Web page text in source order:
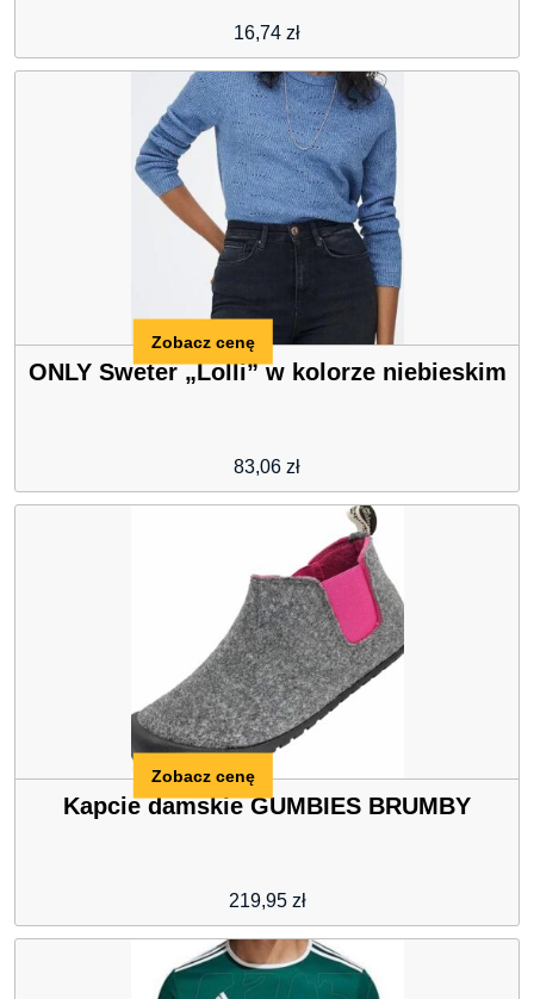
16,74 zł
ONLY Sweter „Lolli” w kolorze niebieskim
83,06 zł
Zobacz cenę
Kapcie damskie GUMBIES BRUMBY
219,95 zł
Zobacz cenę